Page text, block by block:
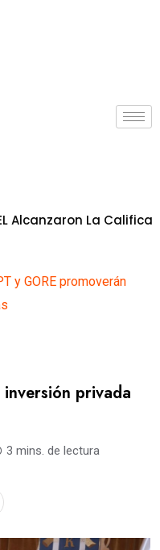
De Buenas
y GORE promoverán
privada
3 mins. de lectura